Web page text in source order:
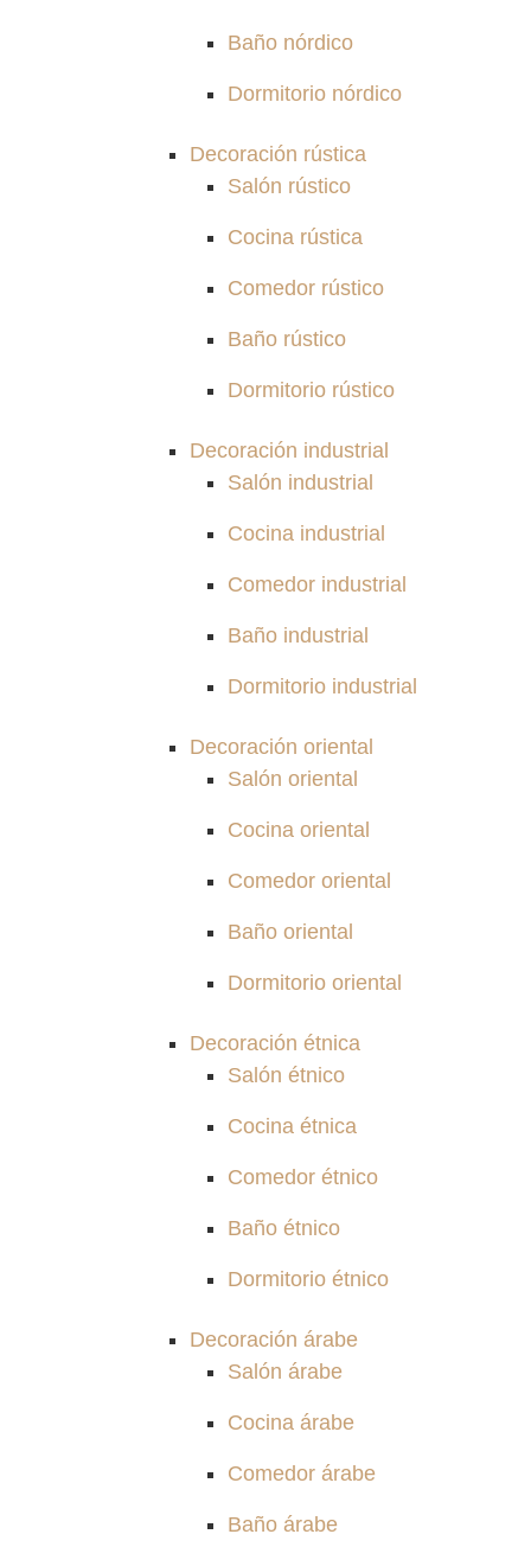
Baño nórdico
Dormitorio nórdico
Decoración rústica
Salón rústico
Cocina rústica
Comedor rústico
Baño rústico
Dormitorio rústico
Decoración industrial
Salón industrial
Cocina industrial
Comedor industrial
Baño industrial
Dormitorio industrial
Decoración oriental
Salón oriental
Cocina oriental
Comedor oriental
Baño oriental
Dormitorio oriental
Decoración étnica
Salón étnico
Cocina étnica
Comedor étnico
Baño étnico
Dormitorio étnico
Decoración árabe
Salón árabe
Cocina árabe
Comedor árabe
Baño árabe